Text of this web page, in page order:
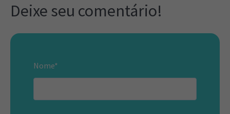
Deixe seu comentário!
Nome*